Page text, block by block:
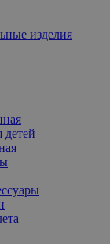
изделия
детей